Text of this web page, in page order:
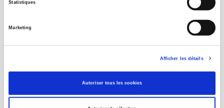
Statistiques
Marketing
Afficher les détails
Autoriser tous les cookies
FOREIGN RIGHTS
MY ACCOUNT
Future Releases